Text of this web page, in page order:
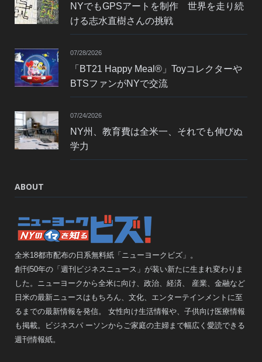
NYでもGPSアートを制作 世界を走り続
ける志水直樹さんの挑戦
07/28/2026
「BT21 Happy Meal®」Toyコレクターや
BTSファンがNYで交流
07/24/2026
NY州、教育費は全米一、それでも伸びぬ
学力
ABOUT
全米18都市配布の日系無料紙「ニューヨークビズ」。
創刊50年の「週刊ビジネスニュース」が装い新たに生まれ変わりま
した。ニューヨークから全米に向け、政治、経済、 産業、金融など
日米の最新ニュースはもちろん、文化、エンターテインメントに至
るまでの最新情報を発信。 女性向け生活情報や、子供向け医療情報
も掲載。ビジネスパ ーソンからご家庭の主婦まで幅広く愛読できる
週刊情報紙。